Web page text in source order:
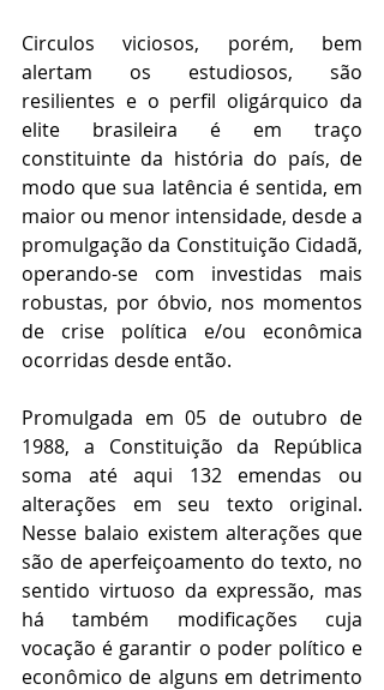
Circulos viciosos, porém, bem
alertam os estudiosos, são
resilientes e o perfil oligárquico da
elite brasileira é em traço
constituinte da história do país, de
modo que sua latência é sentida, em
maior ou menor intensidade, desde a
promulgação da Constituição Cidadã,
operando-se com investidas mais
robustas, por óbvio, nos momentos
de crise política e/ou econômica
ocorridas desde então.
Promulgada em 05 de outubro de
1988, a Constituição da República
soma até aqui 132 emendas ou
alterações em seu texto original.
Nesse balaio existem alterações que
são de aperfeiçoamento do texto, no
sentido virtuoso da expressão, mas
há também modificações cuja
vocação é garantir o poder político e
econômico de alguns em detrimento